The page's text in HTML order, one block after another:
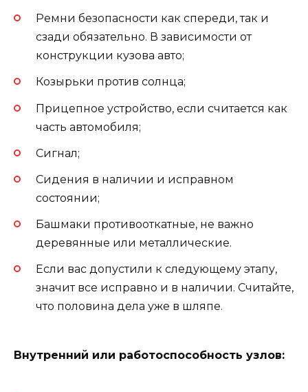
Ремни безопасности как спереди, так и
сзади обязательно. В зависимости от
конструкции кузова авто;
Козырьки против солнца;
Прицепное устройство, если считается как
часть автомобиля;
Сигнал;
Сидения в наличии и исправном
состоянии;
Башмаки противооткатные, не важно
деревянные или металлические.
Если вас допустили к следующему этапу,
значит все исправно и в наличии. Считайте,
что половина дела уже в шляпе.
Внутренний или работоспособность узлов: